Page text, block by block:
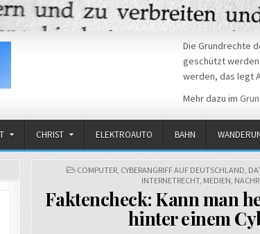
Die Grundrechte
geschützt
werden, das legt
Mehr dazu im
CHRIST ELEKTROAUTO BAHN
POSTED
COMPUTER CYBERANGRIFF AUF DEUTSCHLAND
INTERNETRECHT, MEDIEN
Faktencheck: Kann man
hinter einem